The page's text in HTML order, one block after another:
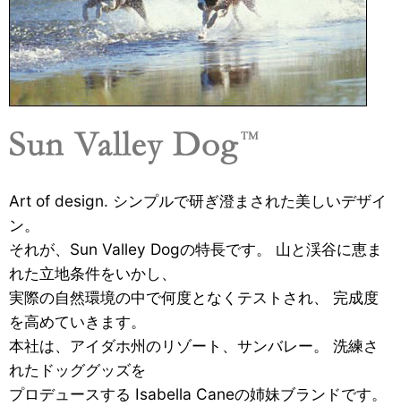
Art of design. シンプルで研ぎ澄まされた美しいデザイ
ン。
それが、Sun Valley Dogの特長です。 山と渓谷に恵ま
れた立地条件をいかし、
実際の自然環境の中で何度となくテストされ、 完成度
を高めていきます。
本社は、アイダホ州のリゾート、サンバレー。 洗練さ
れたドッググッズを
プロデュースする Isabella Caneの姉妹ブランドです。